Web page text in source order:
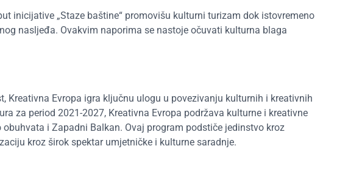
inicijative „Staze baštine“ promovišu kulturni turizam dok istovremeno
nasljeđa. Ovakvim naporima se nastoje očuvati kulturna blaga
Kreativna Evropa igra ključnu ulogu u povezivanju kulturnih i kreativnih
za period 2021-2027, Kreativna Evropa podržava kulturne i kreativne
i Zapadni Balkan. Ovaj program podstiče jedinstvo kroz
kroz širok spektar umjetničke i kulturne saradnje.